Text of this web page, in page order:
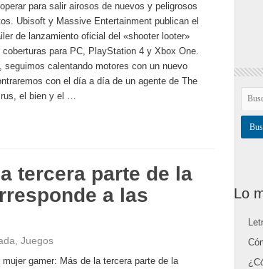
para salir airosos de nuevos y peligrosos
Ubisoft y Massive Entertainment publican el
de lanzamiento oficial del «shooter looter»
coberturas para PC, PlayStation 4 y Xbox One.
calentando motores con un nuevo
con el día a día de un agente de The
el bien y el …
tercera parte de la
a las
Juegos
mujer gamer: Más de la tercera parte de la
Lo